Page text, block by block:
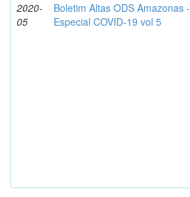
2020-
05
Boletim Altas ODS Amazonas -
Especial COVID-19 vol 5